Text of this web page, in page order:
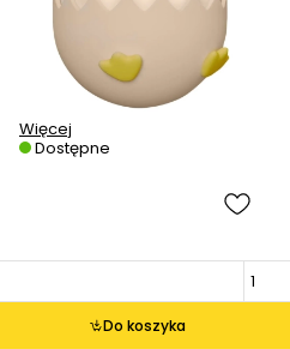
Więcej
Dostępne
Do koszyka